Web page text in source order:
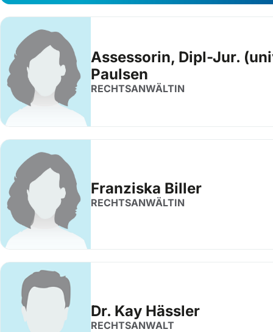
Assessorin, Dipl-Jur.
Paulsen
RECHTSANWÄLTIN
Franziska Biller
RECHTSANWÄLTIN
Dr. Kay Hässler
RECHTSANWALT